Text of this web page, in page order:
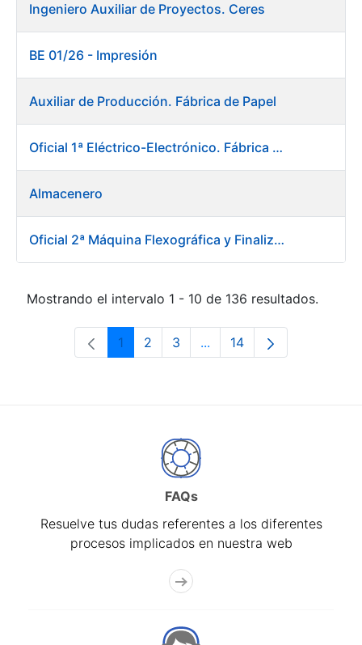
Ingeniero Auxiliar de Proyectos. Ceres
BE 01/26 - Impresión
Auxiliar de Producción. Fábrica de Papel
Oficial 1ª Eléctrico-Electrónico. Fábrica Papel
Almacenero
Oficial 2ª Máquina Flexográfica y Finalizado
Mostrando el intervalo 1 - 10 de 136 resultados.
Página
1 Página
2 Página
3 ...Páginas intermedias Use
Página
14
FAQs
Resuelve tus dudas referentes a los diferentes
procesos implicados en nuestra web